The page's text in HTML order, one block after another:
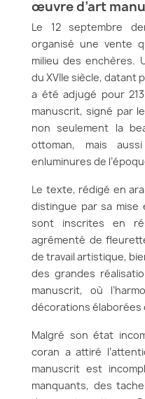
œuvre d’art
Le 12 septembre
organisé une vente
milieu des enchères.
du XVIIe siècle, datant
a été adjugé pour
manuscrit, signé par
non seulement la
ottoman, mais
enluminures de
Le texte, rédigé en
distingue par sa mise
sont inscrites en
agrémenté de
de travail artistique,
des grandes
manuscrit, où
décorations
Malgré son état
coran a attiré
manuscrit est
manquants, des